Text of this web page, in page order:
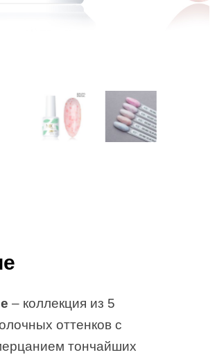
– коллекция из 5
оттенков с
тончайших